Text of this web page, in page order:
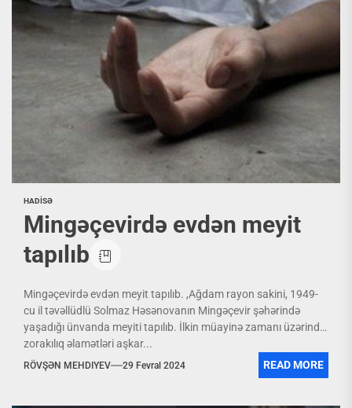
HADİSƏ
Mingəçevirdə evdən meyit
tapılıb
Mingəçevirdə evdən meyit tapılıb. ,Ağdam rayon sakini, 1949-
cu il təvəllüdlü Solmaz Həsənovanın Mingəçevir şəhərində
yaşadığı ünvanda meyiti tapılıb. İlkin müayinə zamanı üzərində
zorakılıq əlamətləri aşkar...
RÖVŞƏN MEHDIYEV 29 Fevral 2024 READ MORE